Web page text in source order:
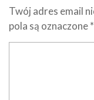
Twój adres email
pola są oznaczone*